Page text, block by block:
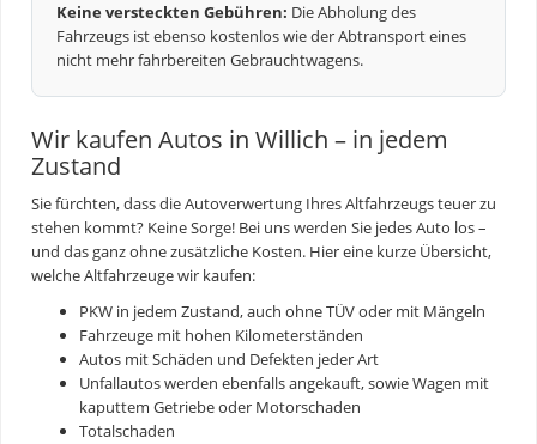
Keine versteckten Gebühren: Die Abholung des
Fahrzeugs ist ebenso kostenlos wie der Abtransport eines
nicht mehr fahrbereiten Gebrauchtwagens.
Wir kaufen Autos in Willich – in jedem
Zustand
Sie fürchten, dass dieAutoverwertung Ihres Altfahrzeugs teuer zu
stehen kommt? Keine Sorge! Bei uns werden Sie jedes Auto los –
und das ganz ohne zusätzliche Kosten. Hier eine kurze Übersicht,
welche Altfahrzeuge wir kaufen:
PKW in jedem Zustand, auch ohne TÜV oder mit Mängeln
Fahrzeuge mit hohen Kilometerständen
Autos mit Schäden und Defekten jeder Art
Unfallautos werden ebenfalls angekauft, sowie Wagen mit
kaputtem Getriebe oder Motorschaden
Totalschaden